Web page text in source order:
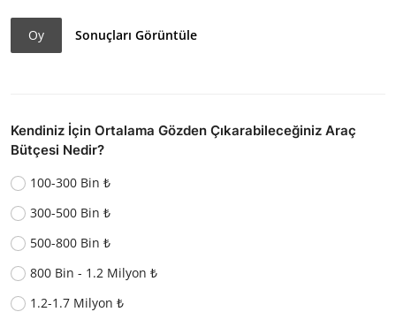
Oy Sonuçları Görüntüle
Kendiniz İçin Ortalama Gözden Çıkarabileceğiniz Araç
Bütçesi Nedir?
100-300 Bin ₺
300-500 Bin ₺
500-800 Bin ₺
800 Bin - 1.2 Milyon ₺
1.2-1.7 Milyon ₺